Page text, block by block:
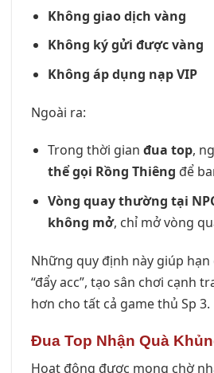
Không giao dịch vàng
Không ký gửi được vàng
Không áp dụng nạp VIP
Ngoài ra:
Trong thời gian đua top,
thể gọi Rồng Thiêng để
Vòng quay thường tại
không mở, chỉ mở vòng
Những quy định này giúp
“đẩy acc”, tạo sân chơi cạnh
hơn cho tất cả game thủ Sp 3.
Đua Top Nhận Quà
Hoạt động được mong chờ